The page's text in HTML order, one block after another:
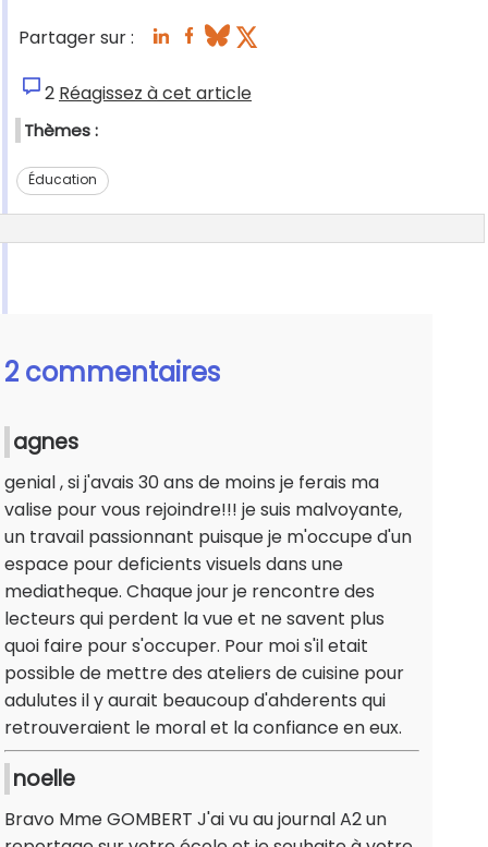
Partager sur :
2 Réagissez à cet article
Thèmes :
Éducation
2 commentaires
agnes
genial , si j'avais 30 ans de moins je ferais ma
valise pour vous rejoindre!!! je suis malvoyante,
un travail passionnant puisque je m'occupe d'un
espace pour deficients visuels dans une
mediatheque. Chaque jour je rencontre des
lecteurs qui perdent la vue et ne savent plus
quoi faire pour s'occuper. Pour moi s'il etait
possible de mettre des ateliers de cuisine pour
adulutes il y aurait beaucoup d'ahderents qui
retrouveraient le moral et la confiance en eux.
noelle
Bravo Mme GOMBERT J'ai vu au journal A2 un